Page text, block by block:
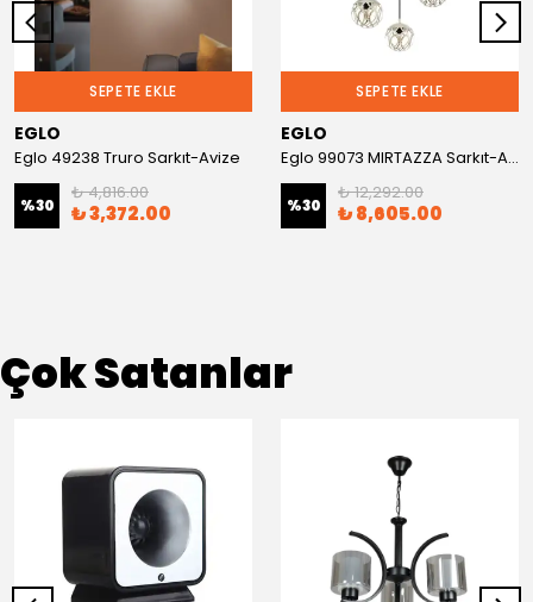
SEPETE EKLE
EGLO
Eglo 49238 Truro Sarkıt-Avize
%30
₺ 4,816.00
₺ 3,372.00
SEPETE EKLE
EGLO
Eglo 99073 MIRTAZZA Sarkıt-Avize
%30
₺ 12,292.00
₺ 8,605.00
Çok Satanlar